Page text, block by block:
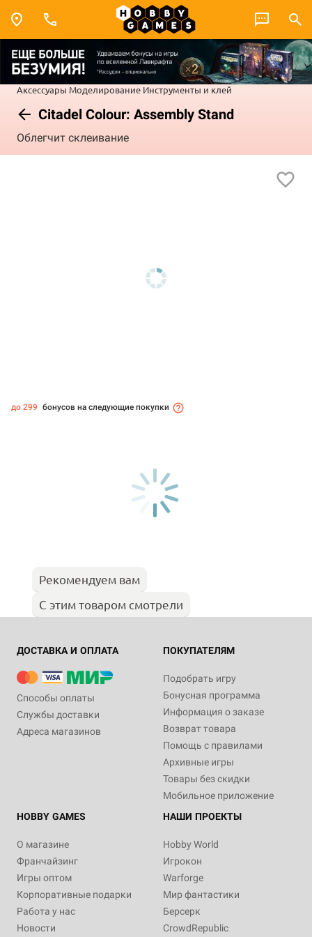
Аксессуары Моделирование Инструменты и клей
Citadel Colour: Assembly Stand
Облегчит склеивание
до 299 бонусов на следующие покупки
Рекомендуем вам
С этим товаром смотрели
ДОСТАВКА И ОПЛАТА
Способы оплаты
Службы доставки
Адреса магазинов
ПОКУПАТЕЛЯМ
Подобрать игру
Бонусная программа
Информация о заказе
Возврат товара
Помощь с правилами
Архивные игры
Товары без скидки
Мобильное приложение
HOBBY GAMES
О магазине
Франчайзинг
Игры оптом
Корпоративные подарки
Работа у нас
Новости
НАШИ ПРОЕКТЫ
Hobby World
Игрокон
Warforge
Мир фантастики
Берсерк
CrowdRepublic